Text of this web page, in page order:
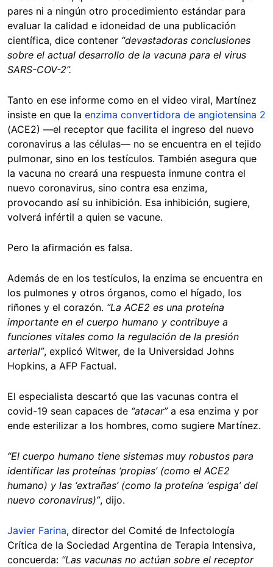
pares ni a ningún otro procedimiento estándar para
evaluar la calidad e idoneidad de una publicación
científica, dice contener “devastadoras conclusiones
sobre el actual desarrollo de la vacuna para el virus
SARS-COV-2”.
Tanto en ese informe como en el video viral, Martínez
insiste en que la enzima convertidora de angiotensina 2
(ACE2) —el receptor que facilita el ingreso del nuevo
coronavirus a las células— no se encuentra en el tejido
pulmonar, sino en los testículos. También asegura que
la vacuna no creará una respuesta inmune contra el
nuevo coronavirus, sino contra esa enzima,
provocando así su inhibición. Esa inhibición, sugiere,
volverá infértil a quien se vacune.
Pero la afirmación es falsa.
Además de en los testículos, la enzima se encuentra en
los pulmones y otros órganos, como el hígado, los
riñones y el corazón. “La ACE2 es una proteína
importante en el cuerpo humano y contribuye a
funciones vitales como la regulación de la presión
arterial”, explicó Witwer, de la Universidad Johns
Hopkins, a AFP Factual.
El especialista descartó que las vacunas contra el
covid-19 sean capaces de “atacar”a esa enzima y por
ende esterilizar a los hombres, como sugiere Martínez.
“El cuerpo humano tiene sistemas muy robustos para
identificar las proteínas ‘propias’ (como el ACE2
humano) y las ‘extrañas’ (como la proteína ‘espiga’ del
nuevo coronavirus)”, dijo.
Javier Farina, director del Comité de Infectología
Crítica de la Sociedad Argentina de Terapia Intensiva,
concuerda: “Las vacunas no actúan sobre el receptor